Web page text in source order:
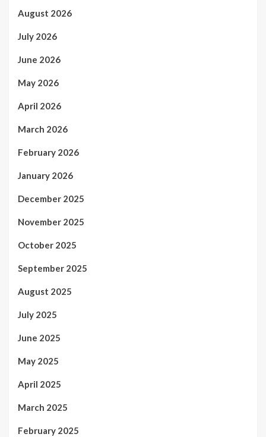
August 2026
July 2026
June 2026
May 2026
April 2026
March 2026
February 2026
January 2026
December 2025
November 2025
October 2025
September 2025
August 2025
July 2025
June 2025
May 2025
April 2025
March 2025
February 2025